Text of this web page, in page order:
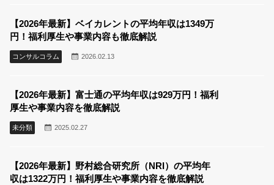
【2026年最新】ベイカレントの平均年収は1349万
円！福利厚生や事業内容も徹底解説
コンサルコラム 2026.02.13
【2026年最新】富士通の平均年収は929万円！福利
厚生や事業内容を徹底解説
未分類 2025.02.27
【2026年最新】野村総合研究所（NRI）の平均年
収は1322万円！福利厚生や事業内容を徹底解説